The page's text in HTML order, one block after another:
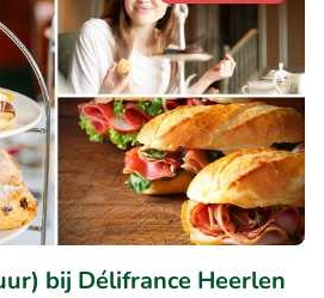
bij Délifrance Heerlen